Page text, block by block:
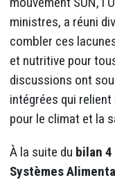
ministres, a réuni
combler ces
et nutritive pour
discussions ont
intégrées qui
pour le climat et la
À la suite du bilan
Systèmes